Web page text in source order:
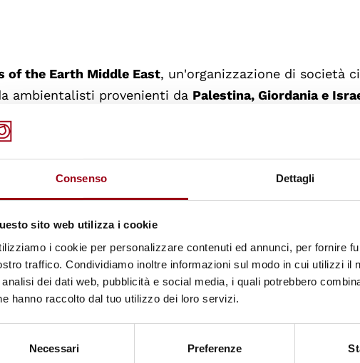
Consenso Dettagli
sito web utilizza i cookie
i cookie per personalizzare contenuti ed annunci, per fornire
traffico. Condividiamo inoltre informazioni sul modo in cui utilizzi
analisi dei dati web, pubblicità e social media, i quali potrebbero
hanno raccolto dal tuo utilizzo dei loro servizi.
Necessari Preferenze
of the Earth Middle East, un'organizzazione di società
ambientalisti provenienti da Palestina, Giordania e
vincitrice della quinta edizione del Premio
promosso dalla Fondazione Anna Lindh. Il tema
per la sostenibilità interculturale".
andato alRegional Enviromental Centre for Central and
oltre 300 progetti ambientali all'anno in 16
posto, invece, si è collocata laFundación de Cultura
spagnola che promuove il dialogo tra Europa e Islam e
dalla società. Il quarto premio è invece stato
Office for Environment, Culture and
alla protezione dell'ambiente e del patrimonio culturale
aNikos Chrysogelos
, un cittadino greco attivo in